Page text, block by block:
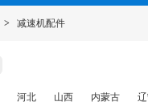
> 减速机配件
河北 山西 内蒙古